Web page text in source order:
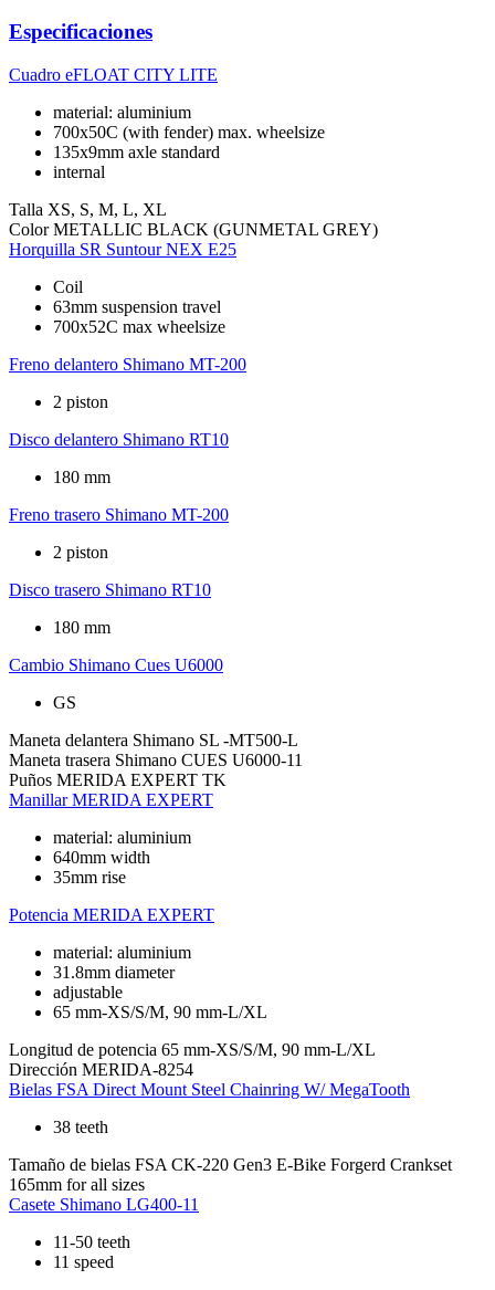
Especificaciones
Cuadro eFLOAT CITY LITE
material: aluminium
700x50C (with fender) max. wheelsize
135x9mm axle standard
internal
Talla XS, S, M, L, XL
Color METALLIC BLACK (GUNMETAL GREY)
Horquilla SR Suntour NEX E25
Coil
63mm suspension travel
700x52C max wheelsize
Freno delantero Shimano MT-200
2 piston
Disco delantero Shimano RT10
180 mm
Freno trasero Shimano MT-200
2 piston
Disco trasero Shimano RT10
180 mm
Cambio Shimano Cues U6000
GS
Maneta delantera Shimano SL -MT500-L
Maneta trasera Shimano CUES U6000-11
Puños MERIDA EXPERT TK
Manillar MERIDA EXPERT
material: aluminium
640mm width
35mm rise
Potencia MERIDA EXPERT
material: aluminium
31.8mm diameter
adjustable
65 mm-XS/S/M, 90 mm-L/XL
Longitud de potencia 65 mm-XS/S/M, 90 mm-L/XL
Dirección MERIDA-8254
Bielas FSA Direct Mount Steel Chainring W/ MegaTooth
38 teeth
Tamaño de bielas FSA CK-220 Gen3 E-Bike Forgerd Crankset
165mm for all sizes
Casete Shimano LG400-11
11-50 teeth
11 speed